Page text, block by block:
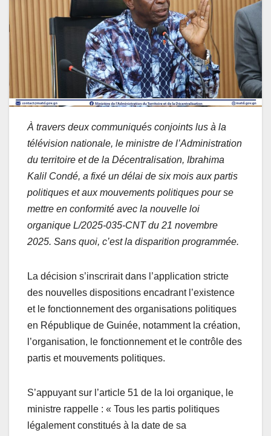
À travers deux communiqués conjoints lus à la
télévision nationale, le ministre de l’Administration
du territoire et de la Décentralisation, Ibrahima
Kalil Condé, a fixé un délai de six mois aux partis
politiques et aux mouvements politiques pour se
mettre en conformité avec la nouvelle loi
organique L/2025-035-CNT du 21 novembre
2025. Sans quoi, c’est la disparition programmée.
La décision s’inscrirait dans l’application stricte
des nouvelles dispositions encadrant l’existence
et le fonctionnement des organisations politiques
en République de Guinée, notamment la création,
l’organisation, le fonctionnement et le contrôle des
partis et mouvements politiques.
S’appuyant sur l’article 51 de la loi organique, le
ministre rappelle : « Tous les partis politiques
légalement constitués à la date de sa